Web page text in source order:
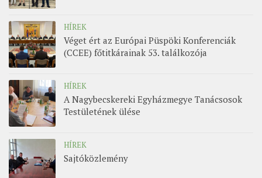
HÍREK
Véget ért az Európai Püspöki Konferenciák
(CCEE) főtitkárainak 53. találkozója
HÍREK
A Nagybecskereki Egyházmegye Tanácsosok
Testületének ülése
HÍREK
Sajtóközlemény